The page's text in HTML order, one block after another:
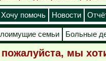
Хочу помочь Новости
семьи Больные
мы